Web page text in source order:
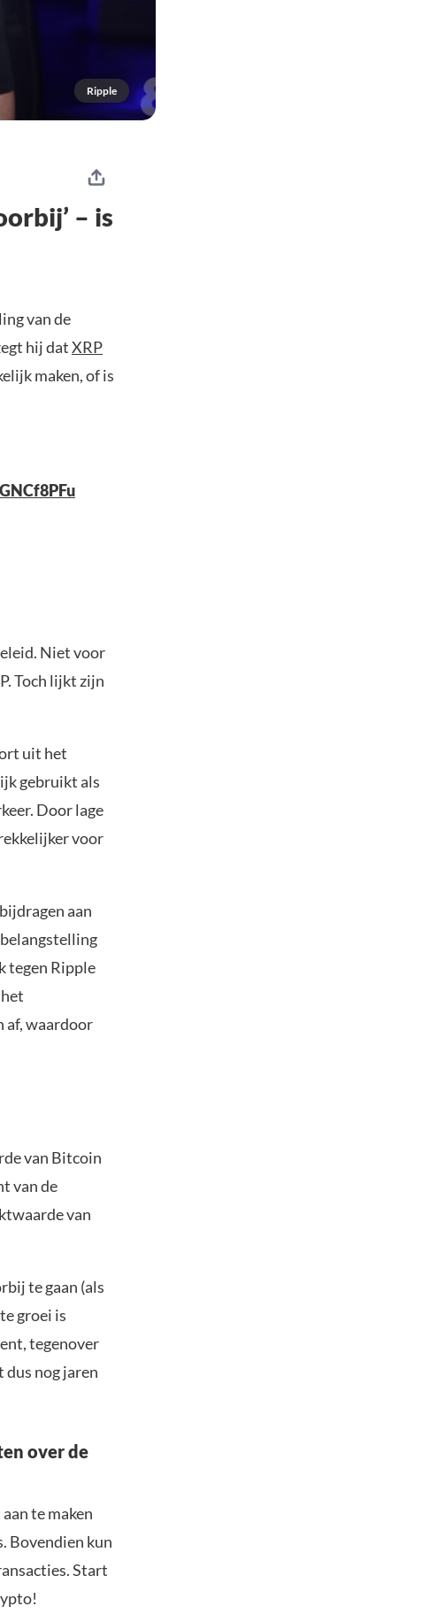
Ripple
– is
van de
hij datXRP
maken, of is
Niet voor
Toch lijkt zijn
uit het
gebruikt als
Door lage
voor
aan
tegen Ripple
af, waardoor
van Bitcoin
van de
van
te gaan (als
groei is
tegenover
nog jaren
over de
te maken
Bovendien kun
Start